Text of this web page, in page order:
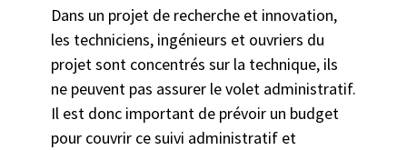
Dans un projet de recherche et innovation,
les techniciens, ingénieurs et ouvriers du
projet sont concentrés sur la technique, ils
ne peuvent pas assurer le volet administratif.
Il est donc important de prévoir un budget
pour couvrir ce suivi administratif et